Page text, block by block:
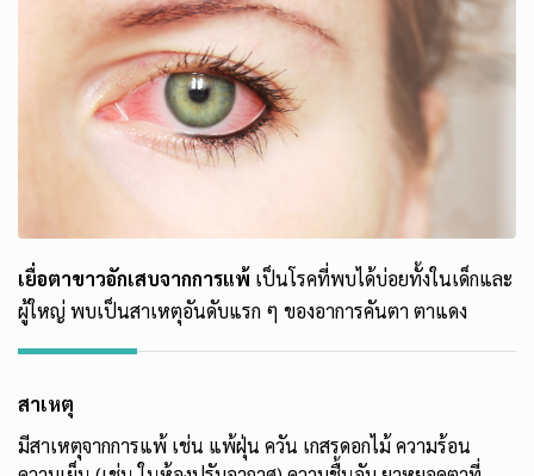
เยื่อตาขาวอักเสบจากการแพ้ เป็นโรคที่พบได้บ่อยทั้งในเด็กและ
ผู้ใหญ่ พบเป็นสาเหตุอันดับแรก ๆ ของอาการคันตา ตาแดง
สาเหตุ
มีสาเหตุจากการแพ้ เช่น แพ้ฝุ่น ควัน เกสรดอกไม้ ความร้อน